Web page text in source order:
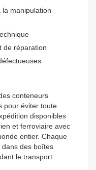
manipulation
de réparation
conteneurs
pour éviter toute
disponibles
et ferroviaire avec
entier. Chaque
des boîtes
le transport.